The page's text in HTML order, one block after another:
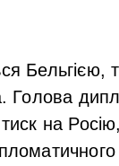
Бельгією,
Голова
на Росію,